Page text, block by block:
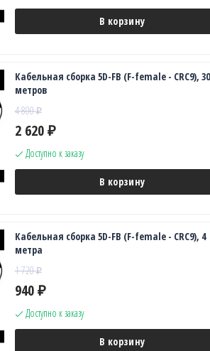
В корзину
Кабельная сборка 5D-FB (F-female - CRC9), 30
метров
4 800₽
2 620 ₽
Доступно к заказу
В корзину
Кабельная сборка 5D-FB (F-female - CRC9), 4
метра
1 720₽
940 ₽
Доступно к заказу
В корзину